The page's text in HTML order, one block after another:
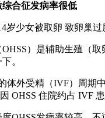
合征发病率很低
岁少女被取卵 致卵巢
）是辅助生殖（
。
体外受精（IVF）周期
OHSS 住院约占 IVF